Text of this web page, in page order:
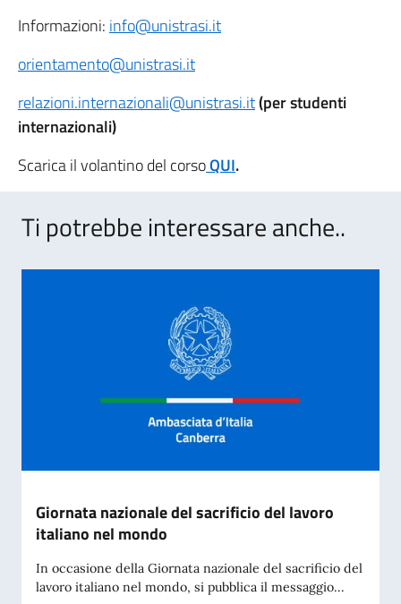
Informazioni: info@unistrasi.it
orientamento@unistrasi.it
relazioni.internazionali@unistrasi.it(per studenti
internazionali)
Scarica il volantino del corsoQUI.
Ti potrebbe interessare anche..
Giornata nazionale del sacrificio del lavoro
italiano nel mondo
In occasione della Giornata nazionale del sacrificio del
lavoro italiano nel mondo, si pubblica il messaggio...